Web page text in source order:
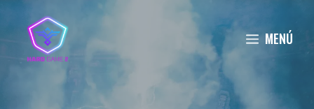
contenido
MENÚ